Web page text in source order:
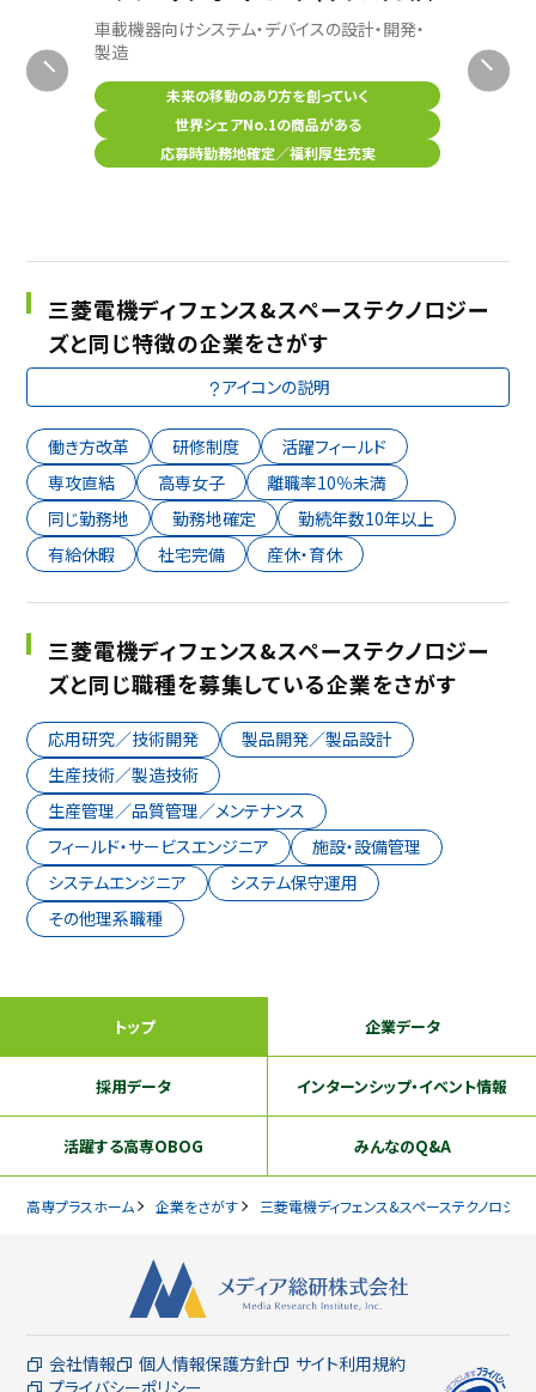
車載機器向けシステム・デバイスの設計・開発・
製造
未来の移動のあり方を創っていく
世界シェアNo.1の商品がある
応募時勤務地確定／福利厚生充実
三菱電機ディフェンス&スペーステクノロジー
ズと同じ特徴の企業をさがす
アイコンの説明
働き方改革 研修制度
活躍フィールド
専攻直結
高専女子
離職率10％未満
同じ勤務地
勤務地確定
勤続年数10年以上
有給休暇
社宅完備 産休・育休
三菱電機ディフェンス&スペーステクノロジー
ズと同じ職種を募集している企業をさがす
応用研究／技術開発
製品開発／製品設計
生産技術／製造技術
生産管理／品質管理／メンテナンス
フィールド・サービスエンジニア
施設・設備管理
システムエンジニア
システム保守運用
その他理系職種
トップ 企業データ
採用データ インターンシップ・イベント情報
活躍する高専OBOG みんなのQ&A
高専プラスホーム 企業をさがす 三菱電機ディフェンス&スペーステクノロジー
会社情報 個人情報保護方針
サイト利用規約
プライバシーポリシー